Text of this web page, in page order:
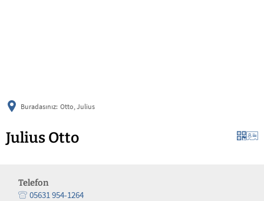
Buradasınız: Otto, Julius
Julius Otto
Telefon
05631 954-1264